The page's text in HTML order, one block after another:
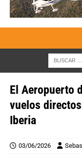
El Aeropuerto
vuelos
Iberia
03/06/2026